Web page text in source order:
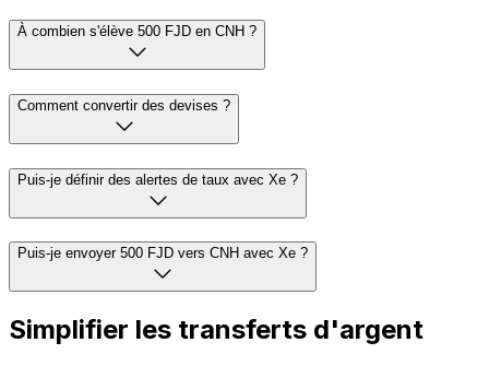
À combien s'élève 500 FJD en CNH ?
Comment convertir des devises ?
Puis-je définir des alertes de taux avec Xe ?
Puis-je envoyer 500 FJD vers CNH avec Xe ?
Simplifier les transferts d'argent